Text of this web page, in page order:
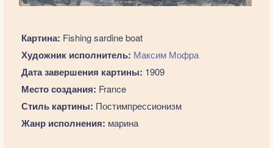
Картина: Fishing sardine boat
Художник исполнитель: Максим Мофра
Дата завершения картины: 1909
Место создания: France
Стиль картины: Постимпрессионизм
Жанр исполнения: марина